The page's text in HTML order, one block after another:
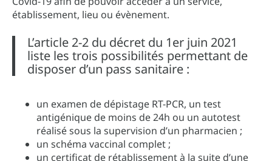
établissement, lieu ou évènement.
L’article 2-2 du décret du 1er juin 2021
liste les trois possibilités permettant de
disposer d’un pass sanitaire :
un examen de dépistage RT-PCR, un test
antigénique de moins de 24h ou un autotest
réalisé sous la supervision d’un pharmacien ;
un schéma vaccinal complet ;
un certificat de rétablissement à la suite d’une